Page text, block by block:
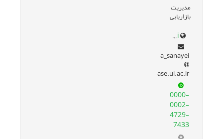
مدیریت
بازاریابی
ase.ui.ac.ir/a_sanayei
a_sanayei
ase.ui.ac.ir
0000-
0002-
4729-
7433